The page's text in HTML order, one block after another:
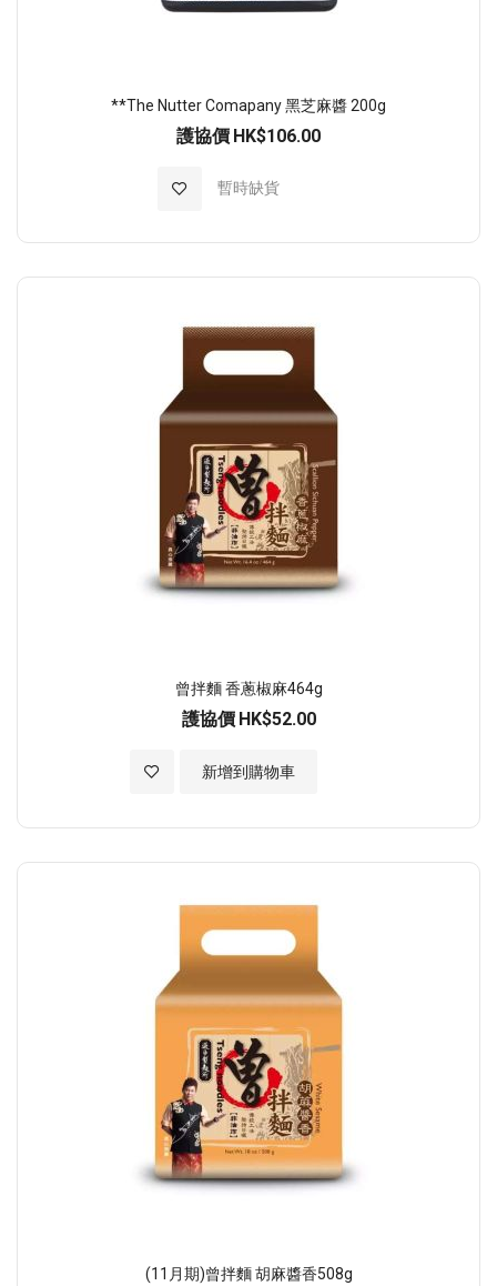
**The Nutter Comapany 黑芝麻醬 200g
護協價 HK$106.00
暫時缺貨
加入至願望清單
曾拌麵 香蔥椒麻464g
護協價 HK$52.00
新增到購物車
加入至願望清單
(11月期)曾拌麵 胡麻醬香508g